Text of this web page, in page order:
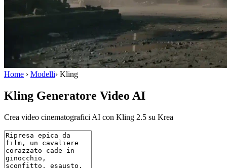
Home › Modelli› Kling
Kling Generatore Video AI
Crea video cinematografici AI con Kling 2.5 su Krea